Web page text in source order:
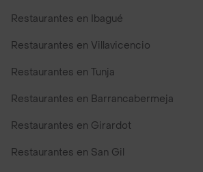
Restaurantes en Ibagué
Restaurantes en Villavicencio
Restaurantes en Tunja
Restaurantes en Barrancabermeja
Restaurantes en Girardot
Restaurantes en San Gil